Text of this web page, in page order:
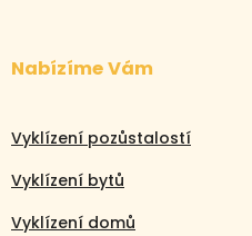
Nabízíme Vám
Vyklízení pozůstalostí
Vyklízení bytů
Vyklízení domů